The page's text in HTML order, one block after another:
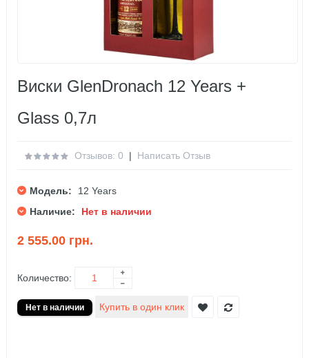
Виски GlenDronach 12 Years +
Glass 0,7л
Отзывов: 0 | Написать Отзыв
Модель:
12 Years
Наличие:
Нет в наличии
2 555.00 грн.
Количество: